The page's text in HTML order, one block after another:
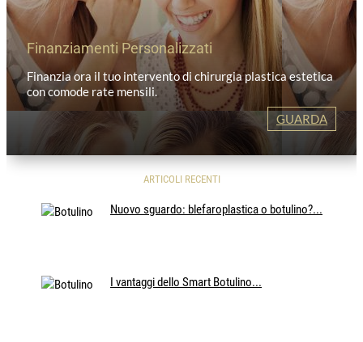
Finanziamenti Personalizzati
Finanzia ora il tuo intervento di chirurgia plastica estetica
con comode rate mensili.
GUARDA
ARTICOLI RECENTI
Nuovo sguardo: blefaroplastica o botulino?...
I vantaggi dello Smart Botulino...